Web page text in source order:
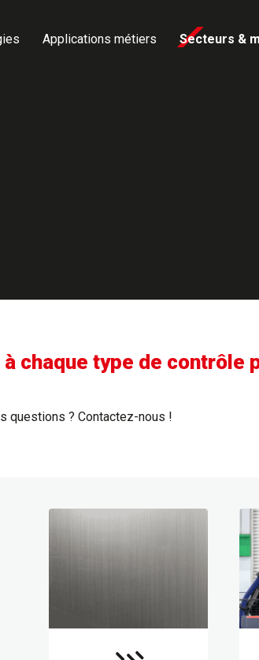
Applications métiers Secteurs &
chaque type de contrôle
questions ? Contactez-nous !